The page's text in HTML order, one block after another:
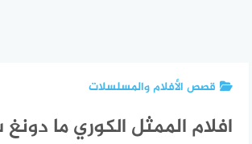
قصص الأفلام والمسلسلات
افلام الممثل الكوري ما